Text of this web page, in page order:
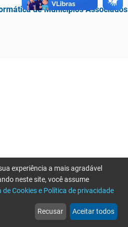
de Municípios Associados
web
Notícias
more_horiz
Mais
experiência a mais agradável
neste site, você assume
de Cookies e Política de privacidade
Recusar Aceitar todos
favor tente novamente